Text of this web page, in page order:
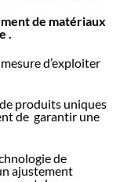
de matériaux
d’exploiter
produits uniques
de garantir une
de
ajustement